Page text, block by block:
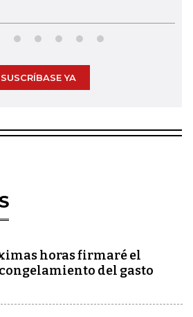
SUSCRÍBASE YA
horas firmaré el
del gasto